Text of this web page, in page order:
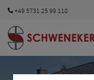
Zum Hauptinhalt springen
+49 5731 25 99 110